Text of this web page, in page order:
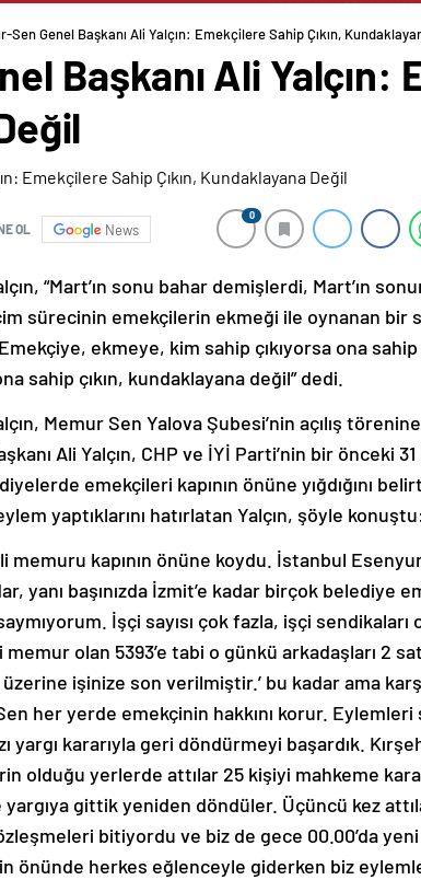
Sen Genel Başkanı Ali Yalçın: Emekçilere Sahip Çıkın,
Başkanı Ali Yalçın:
OL News
0
“Mart’ın sonu bahar demişlerdi, Mart’ın
sürecinin emekçilerin ekmeği ile oynanan bir
ekmeye, kim sahip çıkıyorsa ona sahip
sahip çıkın, kundaklayana değil” dedi.
Memur Sen Yalova Şubesi’nin açılış törenine
Ali Yalçın, CHP ve İYİ Parti’nin bir önceki
emekçileri kapının önüne yığdığını
yaptıklarını hatırlatan Yalçın, şöyle
memuru kapının önüne koydu. İstanbul
yanı başınızda İzmit’e kadar birçok belediye
İşçi sayısı çok fazla, işçi
olan 5393’e tabi o günkü arkadaşları 2
işinize son verilmiştir.’ bu kadar ama
her yerde emekçinin hakkını korur.
yargı kararıyla geri döndürmeyi başardık.
olduğu yerlerde attılar 25 kişiyi mahkeme
gittik yeniden döndüler. Üçüncü kez
bitiyordu ve biz de gece 00.00’da
önünde herkes eğlenceyle giderken biz